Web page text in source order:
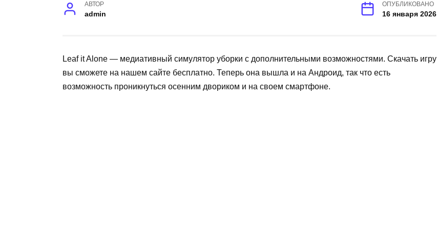
АВТОР
admin
ОПУБЛИКОВАНО
16 января 2026
Leaf it Alone — медиативный симулятор уборки с дополнительными возможностями. Скачать игру
вы сможете на нашем сайте бесплатно. Теперь она вышла и на Андроид, так что есть
возможность проникнуться осенним двориком и на своем смартфоне.